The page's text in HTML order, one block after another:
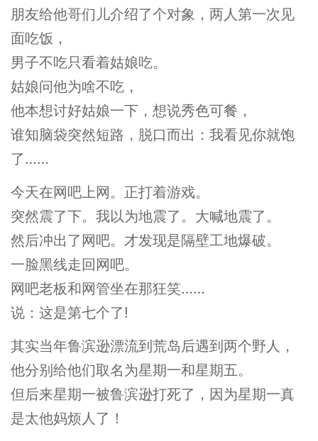
朋友给他哥们儿介绍了个对象，两人第一次见
面吃饭，
男子不吃只看着姑娘吃。
姑娘问他为啥不吃，
他本想讨好姑娘一下，想说秀色可餐，
谁知脑袋突然短路，脱口而出：我看见你就饱
了……
今天在网吧上网。正打着游戏。
突然震了下。我以为地震了。大喊地震了。
然后冲出了网吧。才发现是隔壁工地爆破。
一脸黑线走回网吧。
网吧老板和网管坐在那狂笑……
说：这是第七个了!
其实当年鲁滨逊漂流到荒岛后遇到两个野人，
他分别给他们取名为星期一和星期五。
但后来星期一被鲁滨逊打死了，因为星期一真
是太他妈烦人了！